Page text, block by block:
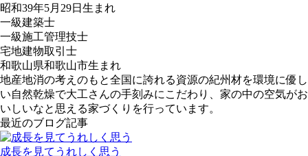
昭和39年5月29日生まれ
一級建築士
一級施工管理技士
宅地建物取引士
和歌山県和歌山市生まれ
地産地消の考えのもと全国に誇れる資源の紀州材を環境に優し
い自然乾燥で大工さんの手刻みにこだわり、家の中の空気がお
いしいなと思える家づくりを行っています。
最近のブログ記事
成長を見てうれしく思う